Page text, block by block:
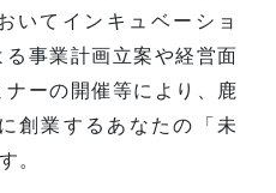
いてインキュベーショ
事業計画立案や経営面
ーの開催等により、鹿
創業するあなたの「未
。